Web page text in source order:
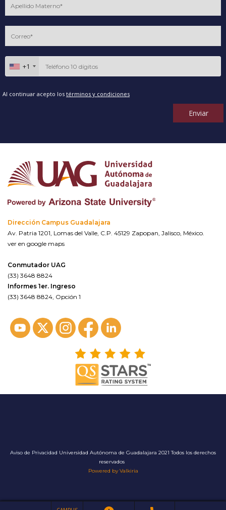
+1
Al continuar acepto los términos y condiciones
Enviar
Dirección Campus Guadalajara
Av. Patria 1201, Lomas del Valle, C.P. 45129 Zapopan, Jalisco, México.
ver en google maps
Conmutador UAG
(33) 3648 8824
Informes 1er. Ingreso
(33) 3648 8824, Opción 1
Aviso de Privacidad Universidad Autónoma de Guadalajara 2021 Todos los derechos
reservados
Powered by Valkiria